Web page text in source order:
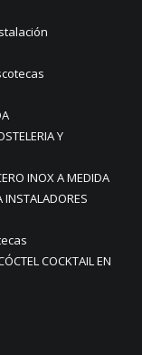
Y
INOX A MEDIDA
INSTALADORES
COCKTAIL EN